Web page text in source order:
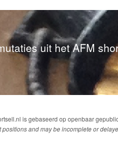
uit het AFM
is gebaseerd op openbaar
and may be incomplete or